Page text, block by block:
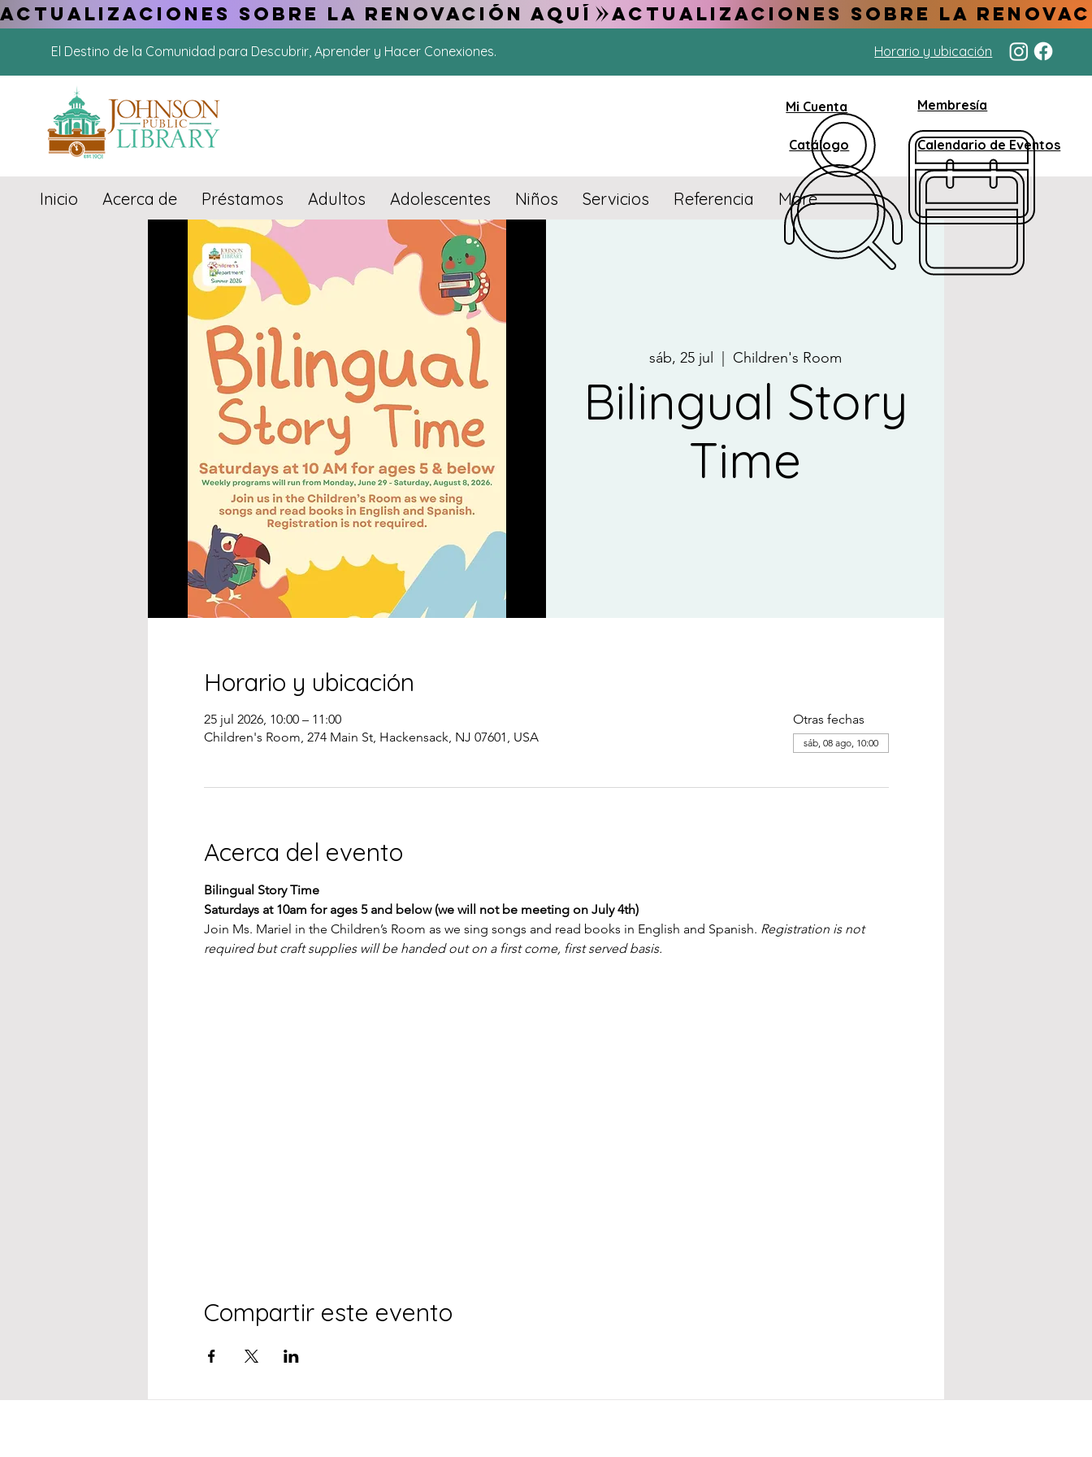
ACTUALIZACIONES SOBRE LA RENOVACIÓN AQUÍ
El Destino de la Comunidad para Descubrir, Aprender y Hacer Conexiones. Horario y ubicación
Mi Cuenta
Catálogo
Membresía
Calendario de Eventos
Inicio Acerca de Préstamos Adultos Adolescentes Niños Servicios Referencia More
sáb, 25 jul Children's Room
Bilingual Story
Time
Horario y ubicación
25 jul 2026, 10:00 – 11:00
Children's Room, 274 Main St, Hackensack, NJ 07601, USA
Otras fechas
sáb, 08 ago, 10:00
Acerca del evento
Bilingual Story Time
Saturdays at 10am for ages 5 and below (we will not be meeting on July 4th)
Join Ms. Mariel in the Children’s Room as we sing songs and read books in English and Spanish. Registration is not
required but craft supplies will be handed out on a first come, first served basis.
Compartir este evento